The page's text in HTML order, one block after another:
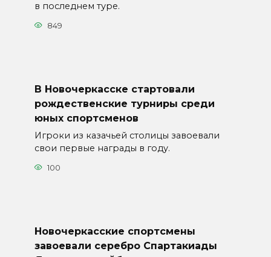
в последнем туре.
849
В Новочеркасске стартовали
рождественские турниры среди
юных спортсменов
Игроки из казачьей столицы завоевали
свои первые награды в году.
100
Новочеркасские спортсмены
завоевали серебро Спартакиады